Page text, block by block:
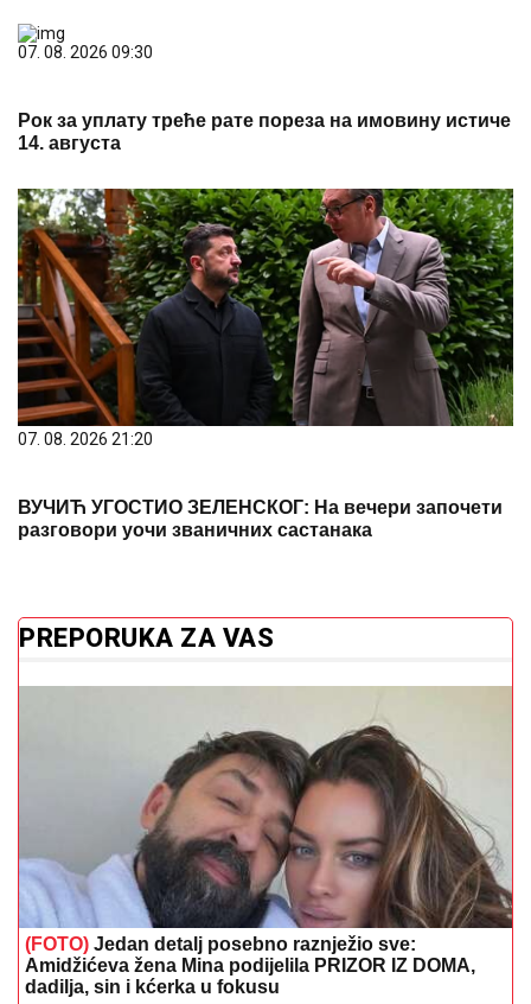
07. 08. 2026 09:30
Рок за уплату треће рате пореза на имовину истиче
14. августа
07. 08. 2026 21:20
ВУЧИЋ УГОСТИО ЗЕЛЕНСКОГ: На вечери започети
разговори уочи званичних састанака
PREPORUKA ZA VAS
(FOTO) Jedan detalj posebno raznježio sve:
Amidžićeva žena Mina podijelila PRIZOR IZ DOMA,
dadilja, sin i kćerka u fokusu